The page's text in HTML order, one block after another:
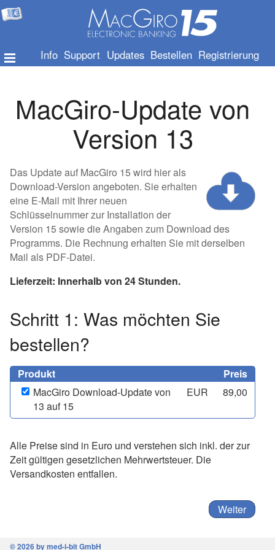
Info Support Updates Bestellen Registrierung
MacGiro-Update von
Version 13
Das Update auf MacGiro 15 wird hier als
Download-Version angeboten. Sie erhalten
eine E-Mail mit Ihrer neuen
Schlüsselnummer zur Installation der
Version 15 sowie die Angaben zum Download des
Programms. Die Rechnung erhalten Sie mit derselben
Mail als PDF-Datei.
Lieferzeit: Innerhalb von 24 Stunden.
Schritt 1: Was möchten Sie
bestellen?
Produkt
Preis
MacGiro Download-Update von
13 auf 15
EUR 89,00
Alle Preise sind in Euro und verstehen sich inkl. der zur
Zeit gültigen gesetzlichen Mehrwertsteuer. Die
Versandkosten entfallen.
© 2026 by med-i-bit GmbH